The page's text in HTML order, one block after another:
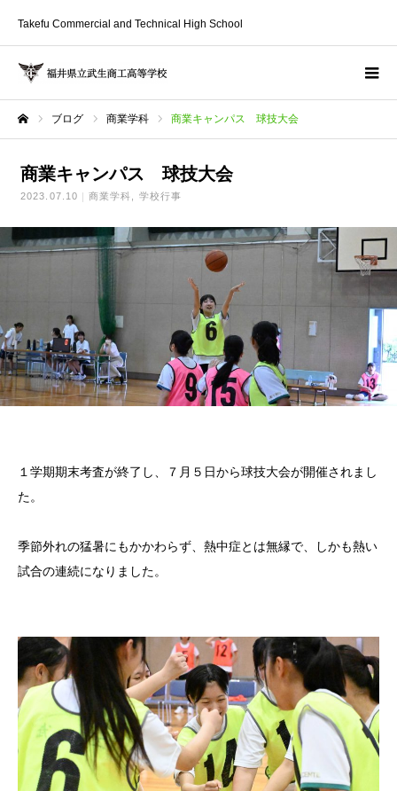
Takefu Commercial and Technical High School
ブログ 商業学科 商業キャンパス 球技大会
商業キャンパス 球技大会
2023.07.10 商業学科 学校行事
１学期期末考査が終了し、７月５日から球技大会が開催されまし
た。
季節外れの猛暑にもかかわらず、熱中症とは無縁で、しかも熱い
試合の連続になりました。